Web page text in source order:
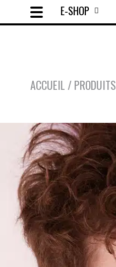
E-SHOP
ACCUEIL /PRODUITS